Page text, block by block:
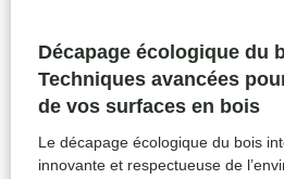
Décapage écologique du
Techniques avancées
de vos surfaces en bois
Le décapage écologique du bois
innovante et respectueuse de